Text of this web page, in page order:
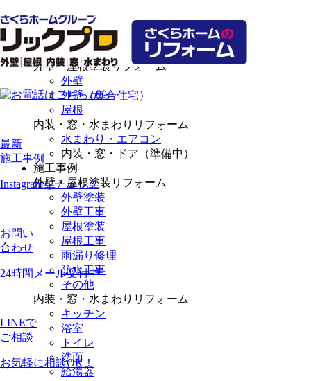
最新
施工事例
Instagramをチェック
お問い
合わせ
24時間メール受付中
LINEで
ご相談
お気軽に相談OK！
選ばれる理由
リフォームメニュー
外壁・屋根塗装リフォーム
外壁
外壁（集合住宅）
屋根
内装・窓・水まわりリフォーム
水まわり・エアコン
内装・窓・ドア（準備中）
施工事例
外壁・屋根塗装リフォーム
外壁塗装
外壁工事
屋根塗装
屋根工事
雨漏り修理
防水工事
その他
内装・窓・水まわりリフォーム
キッチン
浴室
トイレ
洗面
給湯器